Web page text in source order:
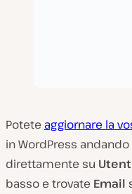
Potete aggiornare la
in WordPress andando
direttamente su
basso e trovate Email